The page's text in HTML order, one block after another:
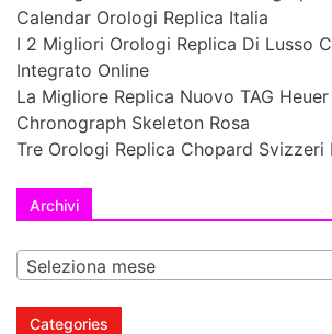
Calendar Orologi Replica Italia
I 2 Migliori Orologi Replica Di Lusso
Integrato Online
La Migliore Replica Nuovo TAG
Chronograph Skeleton Rosa
Tre Orologi Replica Chopard Svizzeri
Archivi
Seleziona mese
Categories